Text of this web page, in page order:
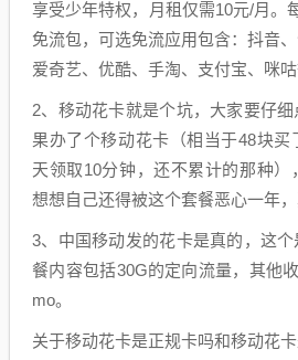
享受少年特权，月租仅需10元/月。
免流包，可选免流应用包含：抖音
爱奇艺、优酷、手淘、支付宝、咪咕
2、移动花卡就是个坑，大家要仔
果办了个移动花卡（相当于48块买
天领取10分钟，还不累计的那种）
想想自己还得被这个套餐恶心一年，
3、中国移动发的花卡是真的，这
餐内容包括30G的定向流量，其他
mo。
关于移动花卡是正规卡吗和移动花